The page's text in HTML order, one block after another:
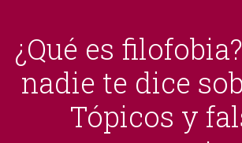
¿Qué es
nadie te dice
Tópicos y